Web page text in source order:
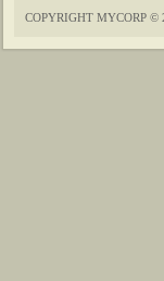
COPYRIGHT MYCORP ©